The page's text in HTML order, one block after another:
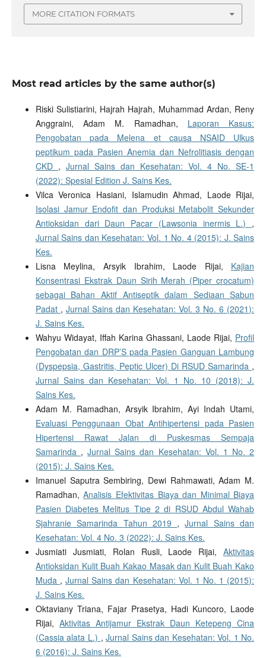
MORE CITATION FORMATS
Most read articles by the same author(s)
Riski Sulistiarini, Hajrah Hajrah, Muhammad Ardan, Reny
Anggraini, Adam M. Ramadhan, Laporan Kasus:
Pengobatan pada Melena et causa NSAID Ulkus
peptikum pada Pasien Anemia dan Nefrolitiasis dengan
CKD , Jurnal Sains dan Kesehatan: Vol. 4 No. SE-1
(2022): Spesial Edition J. Sains Kes.
Vilca Veronica Hasiani, Islamudin Ahmad, Laode Rijai,
Isolasi Jamur Endofit dan Produksi Metabolit Sekunder
Antioksidan dari Daun Pacar (Lawsonia inermis L.) ,
Jurnal Sains dan Kesehatan: Vol. 1 No. 4 (2015): J. Sains
Kes.
Lisna Meylina, Arsyik Ibrahim, Laode Rijai, Kajian
Konsentrasi Ekstrak Daun Sirih Merah (Piper crocatum)
sebagai Bahan Aktif Antiseptik dalam Sediaan Sabun
Padat , Jurnal Sains dan Kesehatan: Vol. 3 No. 6 (2021):
J. Sains Kes.
Wahyu Widayat, Iffah Karina Ghassani, Laode Rijai, Profil
Pengobatan dan DRP’S pada Pasien Ganguan Lambung
(Dyspepsia, Gastritis, Peptic Ulcer) Di RSUD Samarinda ,
Jurnal Sains dan Kesehatan: Vol. 1 No. 10 (2018): J.
Sains Kes.
Adam M. Ramadhan, Arsyik Ibrahim, Ayi Indah Utami,
Evaluasi Penggunaan Obat Antihipertensi pada Pasien
Hipertensi Rawat Jalan di Puskesmas Sempaja
Samarinda ,Jurnal Sains dan Kesehatan: Vol. 1 No. 2
(2015): J. Sains Kes.
Imanuel Saputra Sembiring, Dewi Rahmawati, Adam M.
Ramadhan,Analisis Efektivitas Biaya dan Minimal Biaya
Pasien Diabetes Melitus Tipe 2 di RSUD Abdul Wahab
Sjahranie Samarinda Tahun 2019 ,Jurnal Sains dan
Kesehatan: Vol. 4 No. 3 (2022): J. Sains Kes.
Jusmiati Jusmiati, Rolan Rusli, Laode Rijai,Aktivitas
Antioksidan Kulit Buah Kakao Masak dan Kulit Buah Kako
Muda ,Jurnal Sains dan Kesehatan: Vol. 1 No. 1 (2015):
J. Sains Kes.
Oktaviany Triana, Fajar Prasetya, Hadi Kuncoro, Laode
Rijai, Aktivitas Antijamur Ekstrak Daun Ketepeng Cina
(Cassia alata L.) ,Jurnal Sains dan Kesehatan: Vol. 1 No.
6 (2016): J. Sains Kes.